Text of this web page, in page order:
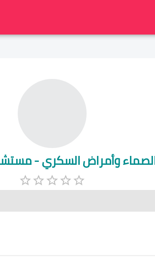
الصماء وأمراض السكري -